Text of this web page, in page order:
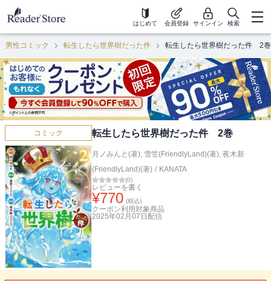
はじめて 会員登録 サインイン 検索
男性コミック 転生したら世界樹だった件 転生したら世界樹だった件 2巻
コミック 転生したら世界樹だった件 2巻
月ノみんと(著), 雪笠(FriendlyLand)(著), 夜木新
(FriendlyLand)(著) / KANATA
(0)
レビューを書く
¥770 (税込)
クーポン利用対象商品
2025年02月07日 配信